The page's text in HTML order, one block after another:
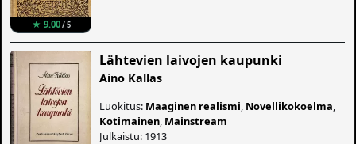
★ 9.00/ 5
Lähtevien laivojen kaupunki
Aino Kallas
Luokitus: Maaginen realismi Novellikokoelma
Kotimainen Mainstream
Julkaistu: 1913